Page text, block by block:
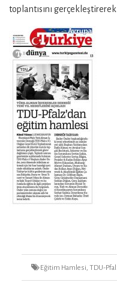
toplantısını gerçekleştirerek
TagsEğitim Hamlesi,TDU-